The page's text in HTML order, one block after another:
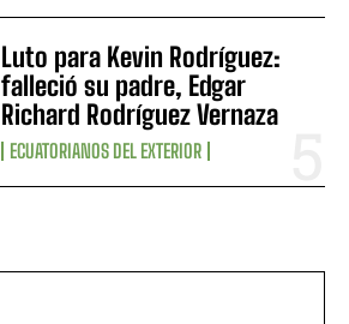
Luto para Kevin Rodríguez:
falleció su padre, Edgar
Richard Rodríguez Vernaza
ECUATORIANOS DEL EXTERIOR